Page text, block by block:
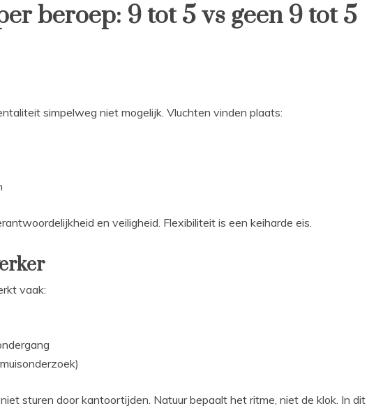
beroep: 9 tot 5 vs geen 9 tot 5
simpelweg niet mogelijk. Vluchten vinden plaats:
en veiligheid. Flexibiliteit is een keiharde eis.
vaak:
sturen door kantoortijden. Natuur bepaalt het ritme, niet de klok. In dit